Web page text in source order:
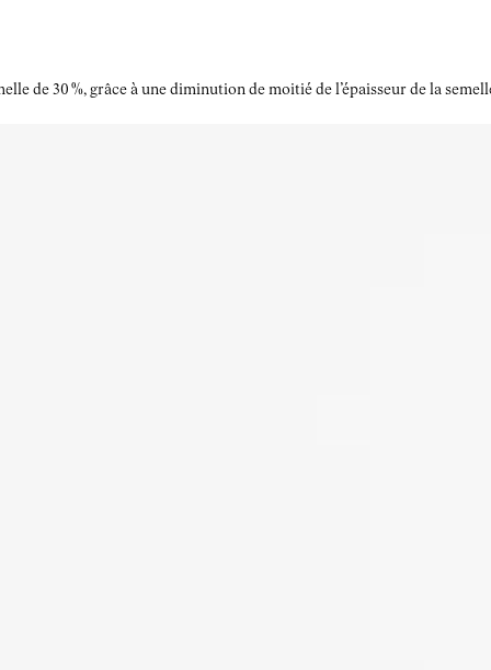
de 30 %, grâce à une diminution de moitié de l’épaisseur de la